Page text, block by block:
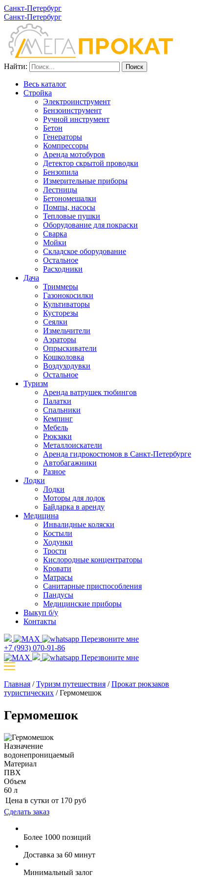
Санкт-Петербург
Санкт-Петербург
Найти:
Весь каталог
Стройка
Электроинструмент
Бензоинструмент
Ручной инструмент
Бетон
Генераторы
Компрессоры
Аренда мотобуров
Детектор скрытой проводки
Бензопила
Измерительные приборы
Лестницы
Бетономешалки
Помпы, насосы
Тепловые пушки
Оборудование для покраски
Сварка
Мойки
Складское оборудование
Остальное
Расходники
Дача
Триммеры
Газонокосилки
Культиваторы
Кусторезы
Сеялки
Измельчители
Аэраторы
Опрыскиватели
Кошколовка
Воздуходувки
Остальное
Туризм
Аренда ватрушек тюбингов
Палатки
Спальники
Кемпинг
Мебель
Рюкзаки
Металлоискатели
Аренда гидрокостюмов в Санкт-Петербурге
Автобагажники
Разное
Лодки
Лодки
Моторы для лодок
Байдарка в аренду
Медицина
Инвалидные коляски
Костыли
Ходунки
Трости
Кислородные концентраторы
Кровати
Матрасы
Санитарные приспособления
Пандусы
Медицинские приборы
Выкуп б/у
Контакты
Перезвоните мне
+7 (993) 070-91-86
Перезвоните мне
Главная /Туризм путешествия /Прокат рюкзаков
туристических /Гермомешок
Гермомешок
Назначение
водонепроницаемый
Материал
ПВХ
Объем
60 л
Цена в сутки от 170 руб
Сделать заказ
Более 1000 позиций
Доставка за 60 минут
Минимальный залог